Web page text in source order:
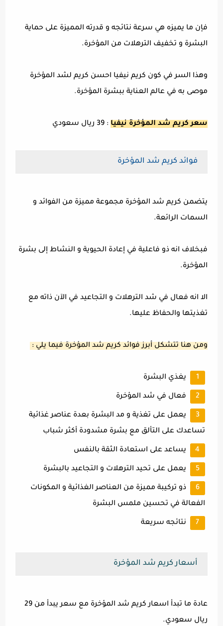
فإن ما يميزه هي سرعة نتائجه و قدرته المميزة على حماية
البشرة و تخفيف الترهلات من المؤخرة.
وهذا السر في كون كريم نيفيا احسن كريم لشد المؤخرة
موصى به في عالم العناية ببشرة المؤخرة.
سعر كريم شد المؤخرة نيفيا : 39 ريال سعودي
فوائد كريم شد المؤخرة
يتضمن كريم شد المؤخرة مجموعة مميزة من الفوائد و
السمات الرائعة.
فبخلاف انه ذو فاعلية في إعادة الحيوية و النشاط إلى بشرة
المؤخرة.
الا انه فعال في شد الترهلات و التجاعيد في الآن ذاته مع
تغذيتها والحفاظ عليها.
ومن هنا تتشكل أبرز فوائد كريم شد المؤخرة فيما يلي :
يغذي البشرة
فعال في شد المؤخرة
يعمل على تغذية و مد البشرة بعدة عناصر غذائية
تساعدك على التألق مع بشرة مشدودة أكثر شباب
يساعد على استعادة الثقة بالنفس
يعمل على تحيد الترهلات و التجاعيد بالبشرة
ذو تركيبة مميزة من العناصر الغذائية و المكونات
الفعالة في تحسين ملمس البشرة
نتائجه سريعة
أسعار كريم شد المؤخرة
عادة ما تبدأ اسعار كريم شد المؤخرة مع سعر يبدأ من 29
ريال سعودي.